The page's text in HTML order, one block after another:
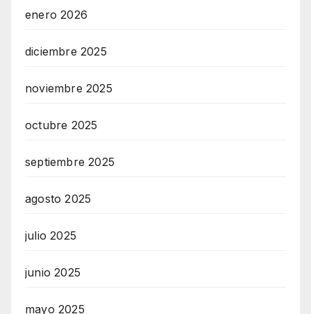
enero 2026
diciembre 2025
noviembre 2025
octubre 2025
septiembre 2025
agosto 2025
julio 2025
junio 2025
mayo 2025